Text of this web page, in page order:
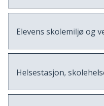
Elevens skolemiljø og
Helsestasjon,